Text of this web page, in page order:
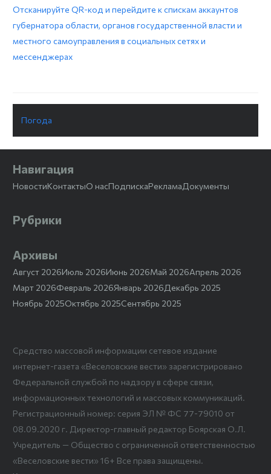
Отсканируйте QR-код и перейдите к спискам аккаунтов
губернатора области, органов государственной власти и
местного самоуправления в социальных сетях и
мессенджерах
Погода
Навигация
НовостиКонтактыО насПодпискаРекламаДокументы
Рубрики
Архивы
Август 2026Июль 2026Июнь 2026Май 2026Апрель 2026
Март 2026Февраль 2026Январь 2026Декабрь 2025
Ноябрь 2025Октябрь 2025Сентябрь 2025
Средство массовой информации сетевое издание
интернет-газета «Веселовские вести» зарегистрировано
Федеральной службой по надзору в сфере связи,
информационных технологий и массовых коммуникаций.
Регистрационный номер: серия ЭЛ № ФС 77-79010 от
08.09.2020 г. Директор-главный редактор Боярская О.Л.
Учредитель — Общество с ограниченной ответственностью
«Веселовские вести» 16+ Все права защищены.